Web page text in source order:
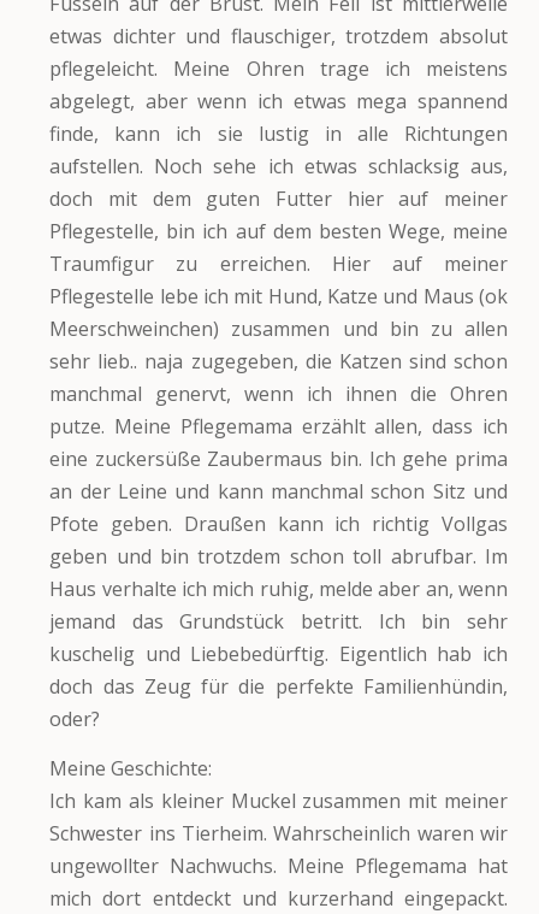
etwas dichter und flauschiger, trotzdem absolut
pflegeleicht. Meine Ohren trage ich meistens
abgelegt, aber wenn ich etwas mega spannend
finde, kann ich sie lustig in alle Richtungen
aufstellen. Noch sehe ich etwas schlacksig aus,
doch mit dem guten Futter hier auf meiner
Pflegestelle, bin ich auf dem besten Wege, meine
Traumfigur zu erreichen. Hier auf meiner
Pflegestelle lebe ich mit Hund, Katze und Maus (ok
Meerschweinchen) zusammen und bin zu allen
sehr lieb.. naja zugegeben, die Katzen sind schon
manchmal genervt, wenn ich ihnen die Ohren
putze. Meine Pflegemama erzählt allen, dass ich
eine zuckersüße Zaubermaus bin. Ich gehe prima
an der Leine und kann manchmal schon Sitz und
Pfote geben. Draußen kann ich richtig Vollgas
geben und bin trotzdem schon toll abrufbar. Im
Haus verhalte ich mich ruhig, melde aber an, wenn
jemand das Grundstück betritt. Ich bin sehr
kuschelig und Liebebedürftig. Eigentlich hab ich
doch das Zeug für die perfekte Familienhündin,
oder?
Meine Geschichte:
Ich kam als kleiner Muckel zusammen mit meiner
Schwester ins Tierheim. Wahrscheinlich waren wir
ungewollter Nachwuchs. Meine Pflegemama hat
mich dort entdeckt und kurzerhand eingepackt.